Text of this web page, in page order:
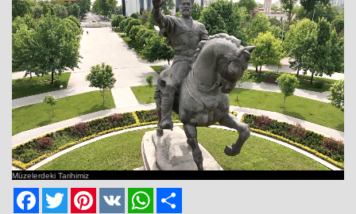
Current
Time
Loaded : 0%
Progress:
0%
Remaining
Müzelerdeki Tarihimiz
FacebookTwitterPinterest
VK WhatsApp